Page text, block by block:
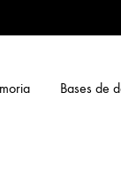
Bases de